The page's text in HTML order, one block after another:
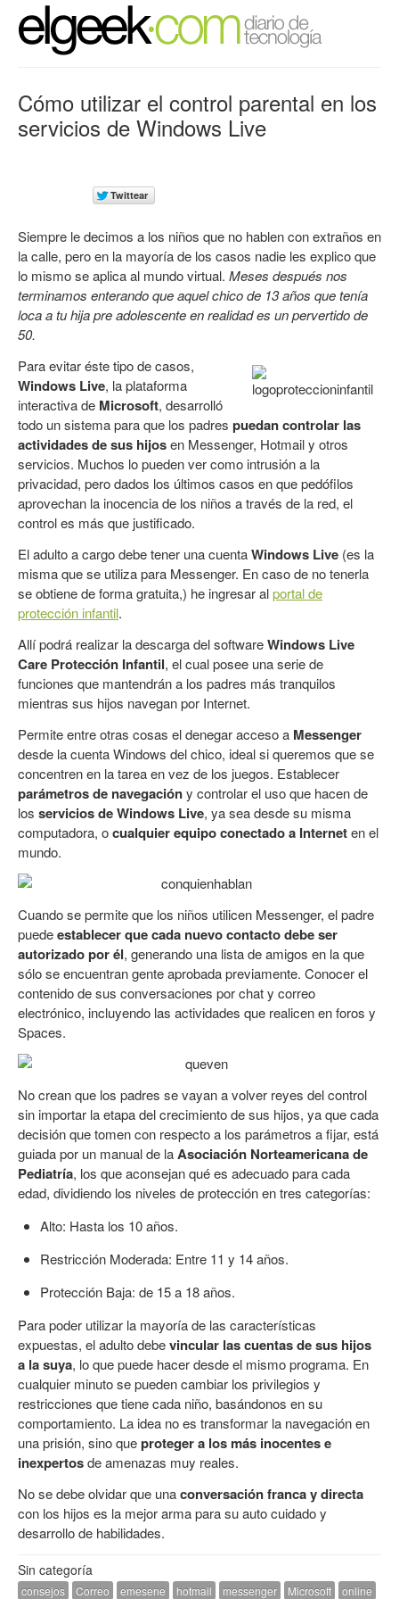
Cómo utilizar el control parental en los
servicios de Windows Live
Siempre le decimos a los niños que no hablen con extraños en
la calle, pero en la mayoría de los casos nadie les explico que
lo mismo se aplica al mundo virtual. Meses después nos
terminamos enterando que aquel chico de 13 años que tenía
loca a tu hija pre adolescente en realidad es un pervertido de
50.
Para evitar éste tipo de casos,
Windows Live, la plataforma
interactiva de Microsoft, desarrolló
todo un sistema para que los padres puedan controlar las
actividades de sus hijosen Messenger, Hotmail y otros
servicios. Muchos lo pueden ver como intrusión a la
privacidad, pero dados los últimos casos en que pedófilos
aprovechan la inocencia de los niños a través de la red, el
control es más que justificado.
El adulto a cargo debe tener una cuentaWindows Live (es la
misma que se utiliza para Messenger. En caso de no tenerla
se obtiene de forma gratuita,) he ingresar alportal de
protección infantil.
Allí podrá realizar la descarga del softwareWindows Live
Care Protección Infantil, el cual posee una serie de
funciones que mantendrán a los padres más tranquilos
mientras sus hijos navegan por Internet.
Permite entre otras cosas el denegar acceso a Messenger
desde la cuenta Windows del chico, ideal si queremos que se
concentren en la tarea en vez de los juegos. Establecer
parámetros de navegacióny controlar el uso que hacen de
los servicios de Windows Live, ya sea desde su misma
computadora, ocualquier equipo conectado a Interneten el
mundo.
Cuando se permite que los niños utilicen Messenger, el padre
puedeestablecer que cada nuevo contacto debe ser
autorizado por él, generando una lista de amigos en la que
sólo se encuentran gente aprobada previamente. Conocer el
contenido de sus conversaciones por chat y correo
electrónico, incluyendo las actividades que realicen en foros y
Spaces.
No crean que los padres se vayan a volver reyes del control
sin importar la etapa del crecimiento de sus hijos, ya que cada
decisión que tomen con respecto a los parámetros a fijar, está
guiada por un manual de laAsociación Norteamericana de
Pediatría, los que aconsejan qué es adecuado para cada
edad, dividiendo los niveles de protección en tres categorías:
Alto: Hasta los 10 años.
Restricción Moderada: Entre 11 y 14 años.
Protección Baja: de 15 a 18 años.
Para poder utilizar la mayoría de las características
expuestas, el adulto debevincular las cuentas de sus hijos
a la suya, lo que puede hacer desde el mismo programa. En
cualquier minuto se pueden cambiar los privilegios y
restricciones que tiene cada niño, basándonos en su
comportamiento. La idea no es transformar la navegación en
una prisión, sino queproteger a los más inocentes e
inexpertosde amenazas muy reales.
No se debe olvidar que unaconversación franca y directa
con los hijos es la mejor arma para su auto cuidado y
desarrollo de habilidades.
Sin categoría
consejos Correo emesene hotmail messenger Microsoft
online